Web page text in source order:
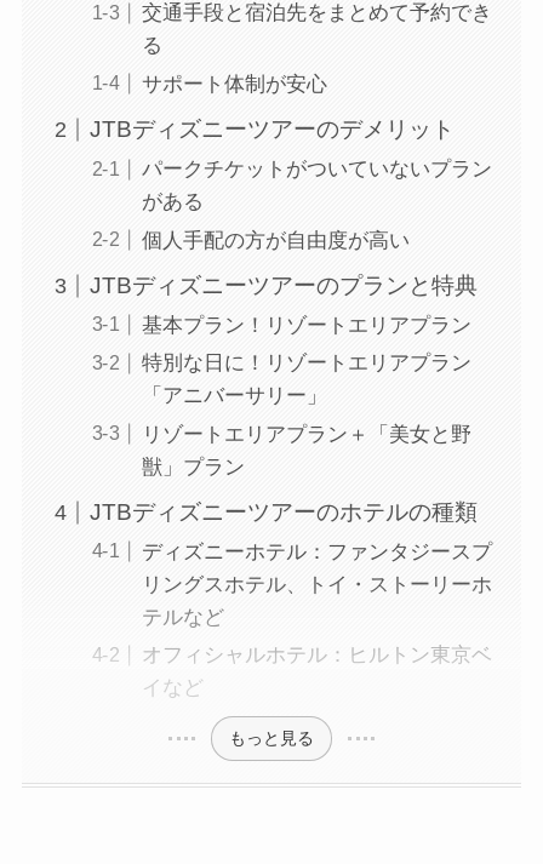
交通手段と宿泊先をまとめて予約でき
る
サポート体制が安心
JTBディズニーツアーのデメリット
パークチケットがついていないプラン
がある
個人手配の方が自由度が高い
JTBディズニーツアーのプランと特典
基本プラン！リゾートエリアプラン
特別な日に！リゾートエリアプラン
「アニバーサリー」
リゾートエリアプラン＋「美女と野
獣」プラン
JTBディズニーツアーのホテルの種類
ディズニーホテル：ファンタジースプ
リングスホテル、トイ・ストーリーホ
テルなど
オフィシャルホテル：ヒルトン東京ベ
イなど
もっと見る